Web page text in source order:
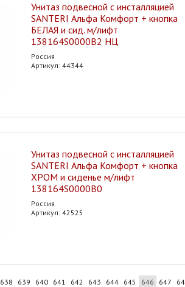
Унитаз подвесной с инсталляцией
SANTERI Альфа Комфорт + кнопка
БЕЛАЯ и сид. м/лифт
138164S0000B2 НЦ
Россия
Артикул: 44344
Унитаз подвесной с инсталляцией
SANTERI Альфа Комфорт + кнопка
ХРОМ и сиденье м/лифт
138164S0000B0
Россия
Артикул: 42525
638 639 640 641 642 643 644 645 646 647